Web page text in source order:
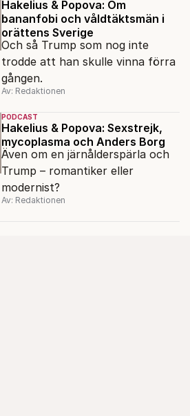
Fokuspodden för att reda ut var
felet egentligen ligger.
Hakelius & Popova: Om
bananfobi och våldtäktsmän i
orättens Sverige
Och så Trump som nog inte
trodde att han skulle vinna förra
gången.
Av: Redaktionen
PODCAST
Hakelius & Popova: Sexstrejk,
mycoplasma och Anders Borg
Även om en järnålderspärla och
Trump – romantiker eller
modernist?
Av: Redaktionen